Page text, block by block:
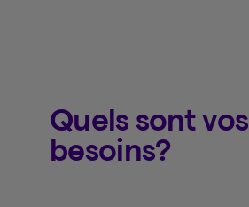
Quels sont vos
besoins?